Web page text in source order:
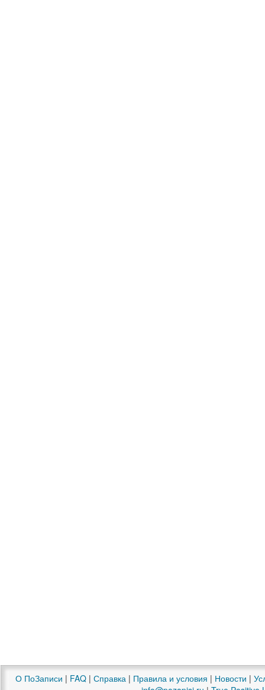
О ПоЗаписи | FAQ | Справка | Правила и условия | Новости |